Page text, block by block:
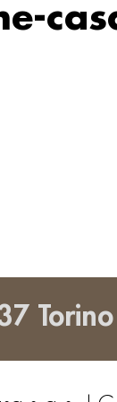
Torino